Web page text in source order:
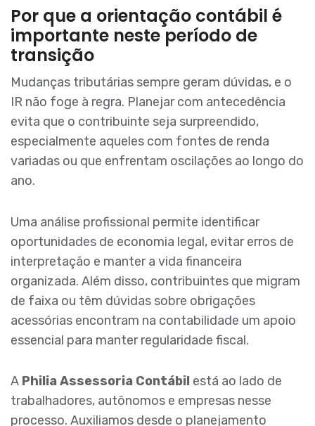
Por que a orientação contábil é
importante neste período de
transição
Mudanças tributárias sempre geram dúvidas, e o
IR não foge à regra. Planejar com antecedência
evita que o contribuinte seja surpreendido,
especialmente aqueles com fontes de renda
variadas ou que enfrentam oscilações ao longo do
ano.
Uma análise profissional permite identificar
oportunidades de economia legal, evitar erros de
interpretação e manter a vida financeira
organizada. Além disso, contribuintes que migram
de faixa ou têm dúvidas sobre obrigações
acessórias encontram na contabilidade um apoio
essencial para manter regularidade fiscal.
A Philia Assessoria Contábil está ao lado de
trabalhadores, autônomos e empresas nesse
processo. Auxiliamos desde o planejamento